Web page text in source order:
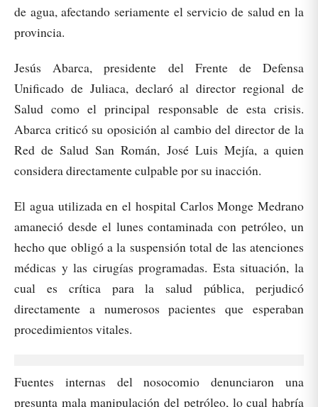
de agua, afectando seriamente el servicio de salud en la
provincia.
Jesús Abarca, presidente del Frente de Defensa
Unificado de Juliaca, declaró al director regional de
Salud como el principal responsable de esta crisis.
Abarca criticó su oposición al cambio del director de la
Red de Salud San Román, José Luis Mejía, a quien
considera directamente culpable por su inacción.
El agua utilizada en el hospital Carlos Monge Medrano
amaneció desde el lunes contaminada con petróleo, un
hecho que obligó a la suspensión total de las atenciones
médicas y las cirugías programadas. Esta situación, la
cual es crítica para la salud pública, perjudicó
directamente a numerosos pacientes que esperaban
procedimientos vitales.
Fuentes internas del nosocomio denunciaron una
presunta mala manipulación del petróleo, lo cual habría